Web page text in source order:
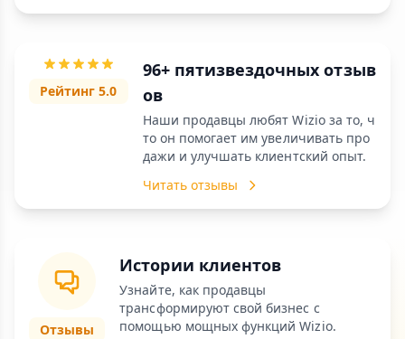
Рейтинг 5.0
96+ пятизвездочных отзыв
ов
Наши продавцы любят Wizio за то, ч
то он помогает им увеличивать про
дажи и улучшать клиентский опыт.
Читать отзывы
Отзывы
Истории клиентов
Узнайте, как продавцы
трансформируют свой бизнес с
помощью мощных функций Wizio.